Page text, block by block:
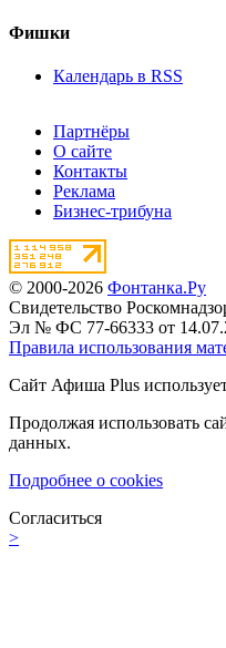
Фишки
Календарь в RSS
Партнёры
О сайте
Контакты
Реклама
Бизнес-трибуна
© 2000-2026 Фонтанка.Ру
Свидетельство
Эл № ФС 77-66333 от
Правила использования
Сайт Афиша Plus
Продолжая использовать
данных.
Подробнее о cookies
Согласиться
>